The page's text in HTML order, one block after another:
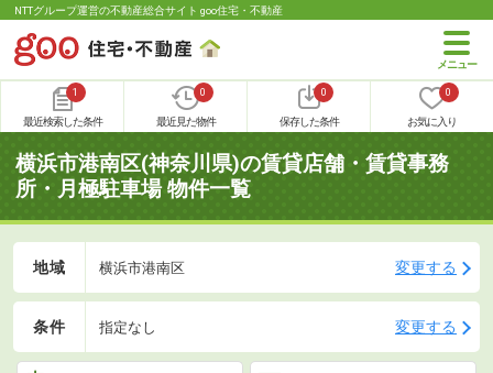
NTTグループ運営の不動産総合サイト goo住宅・不動産
1
最近検索した条件
0
最近見た物件
0
保存した条件
0
お気に入り
横浜市港南区(神奈川県)の賃貸店舗・賃貸事務
所・月極駐車場 物件一覧
地域 横浜市港南区 変更する
条件 指定なし 変更する